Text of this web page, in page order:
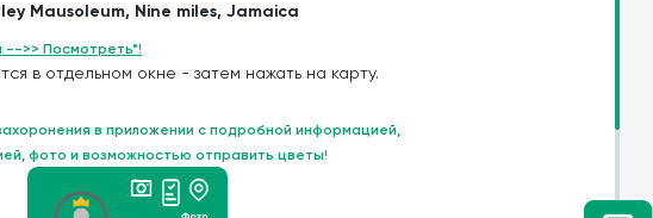
Mausoleum, Nine miles, Jamaica
-->> Посмотреть*!
в отдельном окне - затем нажать на карту.
в приложении с подробной информацией,
фото и возможностью отправить цветы!